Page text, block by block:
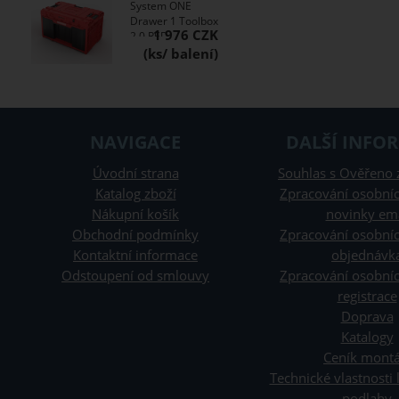
System ONE
Drawer 1 Toolbox
2.0 RED1 976 CZK
NAVIGACE
Úvodní strana
Katalog zboží
Nákupní košík
Obchodní podmínky
Kontaktní informace
Odstoupení od smlouvy
DALŠÍ
Souhlas s Ověřeno
Zpracování
novinky
Zpracování
Zpracování
registrace
Doprava
Katalogy
Ceník
Technické vlastnosti